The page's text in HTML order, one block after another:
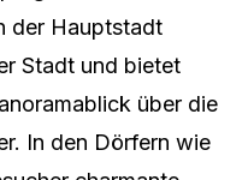
der Hauptstadt
Stadt und bietet
über die
In den Dörfern wie